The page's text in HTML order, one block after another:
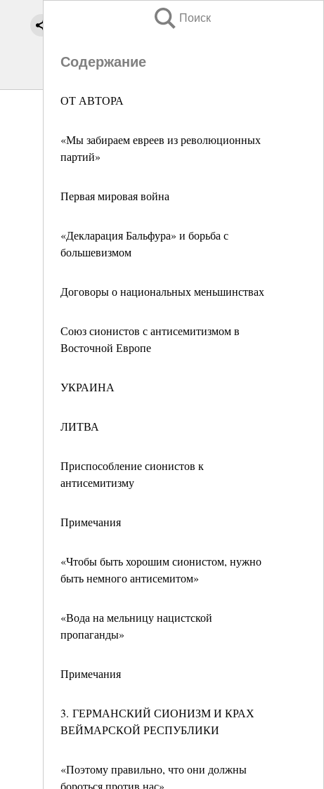
Поиск
Содержание
ОТ АВТОРА
«Мы забираем евреев из революционных
партий»
Первая мировая война
«Декларация Бальфура» и борьба с
большевизмом
Договоры о национальных меньшинствах
Союз сионистов с антисемитизмом в
Восточной Европе
УКРАИНА
ЛИТВА
Приспособление сионистов к
антисемитизму
Примечания
«Чтобы быть хорошим сионистом, нужно
быть немного антисемитом»
«Вода на мельницу нацистской
пропаганды»
Примечания
3. ГЕРМАНСКИЙ СИОНИЗМ И КРАХ
ВЕЙМАРСКОЙ РЕСПУБЛИКИ
«Поэтому правильно, что они должны
бороться против нас»